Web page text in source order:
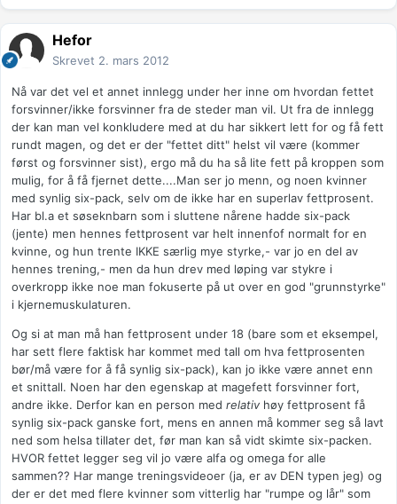
Hefor
Skrevet 2. mars 2012
Nå var det vel et annet innlegg under her inne om hvordan fettet
forsvinner/ikke forsvinner fra de steder man vil. Ut fra de innlegg
der kan man vel konkludere med at du har sikkert lett for og få fett
rundt magen, og det er der "fettet ditt" helst vil være (kommer
først og forsvinner sist), ergo må du ha så lite fett på kroppen som
mulig, for å få fjernet dette....Man ser jo menn, og noen kvinner
med synlig six-pack, selv om de ikke har en superlav fettprosent.
Har bl.a et søseknbarn som i sluttene nårene hadde six-pack
(jente) men hennes fettprosent var helt innenfof normalt for en
kvinne, og hun trente IKKE særlig mye styrke,- var jo en del av
hennes trening,- men da hun drev med løping var stykre i
overkropp ikke noe man fokuserte på ut over en god "grunnstyrke"
i kjernemuskulaturen.
Og si at man må han fettprosent under 18 (bare som et eksempel,
har sett flere faktisk har kommet med tall om hva fettprosenten
bør/må være for å få synlig six-pack), kan jo ikke være annet enn
et snittall. Noen har den egenskap at magefett forsvinner fort,
andre ikke. Derfor kan en person med relativ høy fettprosent få
synlig six-pack ganske fort, mens en annen må kommer seg så lavt
ned som helsa tillater det, før man kan så vidt skimte six-packen.
HVOR fettet legger seg vil jo være alfa og omega for alle
sammen?? Har mange treningsvideoer (ja, er av DEN typen jeg) og
der er det med flere kvinner som vitterlig har "rumpe og lår" som